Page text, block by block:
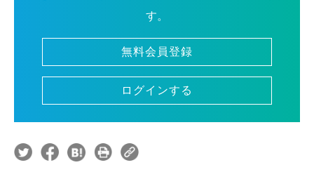
す。
無料会員登録
ログインする